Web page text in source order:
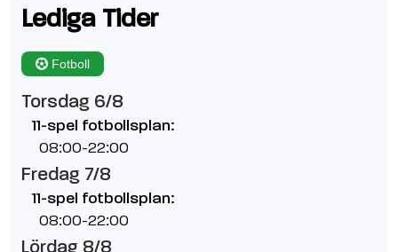
Lediga Tider
Fotboll
Torsdag 6/8
11-spel fotbollsplan:
08:00-22:00
Fredag 7/8
11-spel fotbollsplan:
08:00-22:00
Lördag 8/8